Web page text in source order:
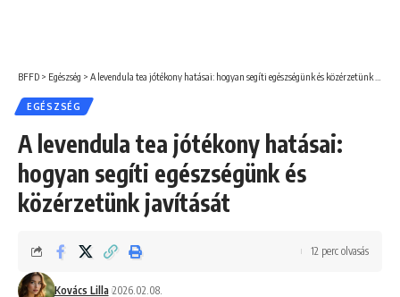
BFFD > Egészség > A levendula tea jótékony hatásai: hogyan segíti egészségünk és közérzetünk javítását
EGÉSZSÉG
A levendula tea jótékony hatásai:
hogyan segíti egészségünk és
közérzetünk javítását
Kovács Lilla 2026.02.08.
12 perc olvasás